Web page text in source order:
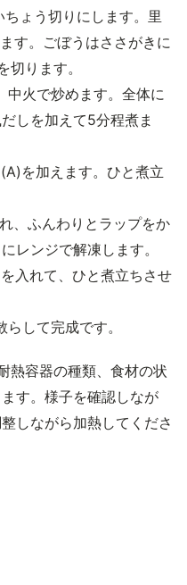
ょう切りにします。里
す。ごぼうはささがきに
切ります。
中火で炒めます。全体に
しを加えて5分程煮ま
を加えます。ひと煮立
、ふんわりとラップをか
レンジで解凍します。
入れて、ひと煮立ちさせ
して完成です。
熱容器の種類、食材の状
す。様子を確認しなが
しながら加熱してくださ